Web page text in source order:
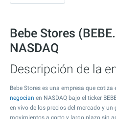
Bebe Stores
NASDAQ
Descripción de la
Bebe Stores es una empresa que cotiza
negocian en NASDAQ bajo el ticker
en vivo de los precios del mercado y
movimientos a corto y largo plazo sin